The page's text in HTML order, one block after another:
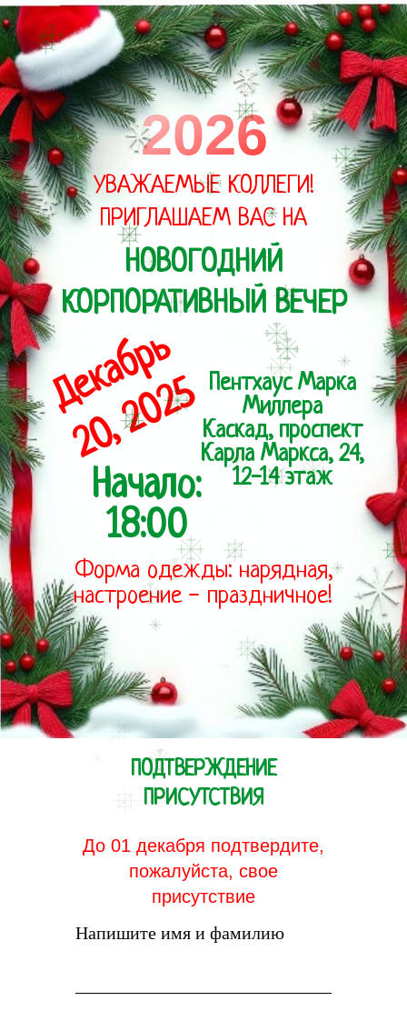
УВАЖАЕМЫЕ КОЛЛЕГИ!
ПРИГЛАШАЕМ ВАС НА
НОВОГОДНИЙ
КОРПОРАТИВНЫЙ ВЕЧЕР
Декабрь
20, 2025
Начало:
18:00
Пентхаус Марка
Миллера
Каскад, проспект
12-14 этаж
Форма одежды: нарядная,
настроение - праздничное!
2026
ПОДТВЕРЖДЕНИЕ
ПРИСУТСТВИЯ
До 01 декабря подтвердите,
пожалуйста, свое
присутствие
Напишите имя и фамилию